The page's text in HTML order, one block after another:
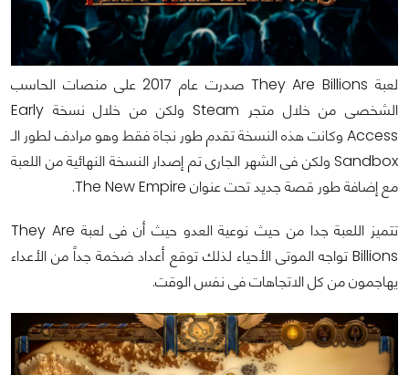
لعبة They Are Billions صدرت عام 2017 على منصات الحاسب
الشخصى من خلال متجر Steam ولكن من خلال نسخة Early
Access وكانت هذه النسخة تقدم طور نجاة فقط وهو مرادف لطور الـ
Sandbox ولكن فى الشهر الجارى تم إصدار النسخة النهائية من اللعبة
مع إضافة طور قصة جديد تحت عنوان The New Empire.
تتميز اللعبة جدا من حيث نوعية العدو حيث أن فى لعبة They Are
Billions تواجه الموتى الأحياء لذلك توقع أعداد ضخمة جداً من الأعداء
يهاجمون من كل الاتجاهات فى نفس الوقت.